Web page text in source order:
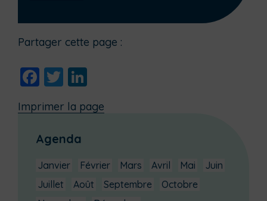
Partager cette page :
Facebook
Twitter
Imprimer la page
Agenda
Janvier Février Mars Avril Mai
Juin
Juillet
Août Septembre
Octobre